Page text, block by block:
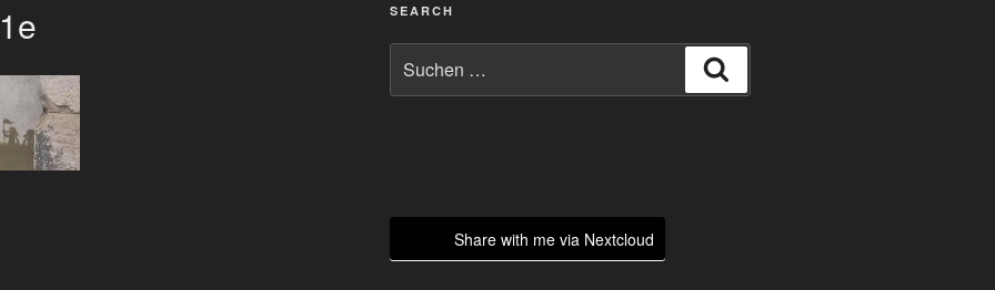
SEARCH
nach:
Share with me via Nextcloud